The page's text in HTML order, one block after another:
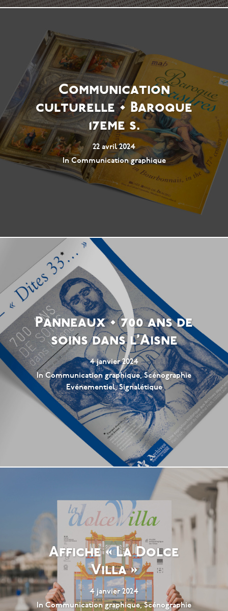
Communication
culturelle • Baroque
17eme s.
22 avril 2024
InCommunication graphique
Panneaux • 700 ans de
soins dans l’Aisne
4 janvier 2024
InCommunication graphique,Scénographie
Evénementiel,Signalétique
Affiche « La Dolce
Villa »
4 janvier 2024
In Communication graphique,Scénographie